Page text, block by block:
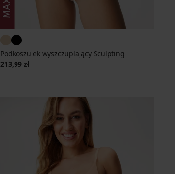
Podkoszulek wyszczuplający Sculpting
213,99 zł